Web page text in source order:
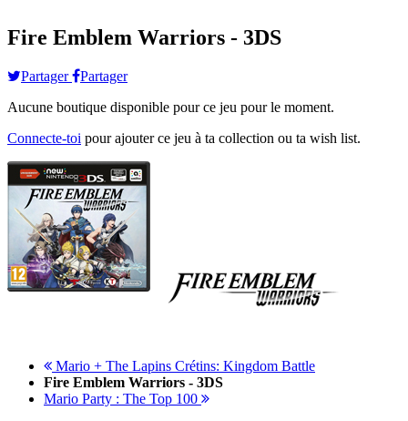
Fire Emblem Warriors - 3DS
Partager
Partager
Aucune boutique disponible pour ce jeu pour le moment.
Connecte-toi pour ajouter ce jeu à ta collection ou ta wish list.
Mario + The Lapins Crétins: Kingdom Battle
Fire Emblem Warriors - 3DS
Mario Party : The Top 100